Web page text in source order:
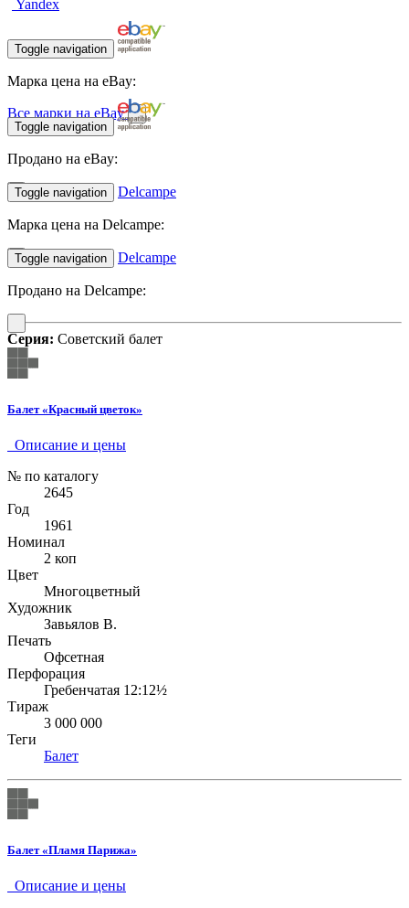
Yandex
Toggle navigation
Марка цена на eBay:
Все марки на eBay
Toggle navigation
Продано на eBay:
Toggle navigation Delcampe
Марка цена на Delcampe:
Toggle navigation Delcampe
Продано на Delcampe:
Серия: Советский балет
Балет «Красный цветок»
Описание и цены
№ по каталогу
2645
Год
1961
Номинал
2 коп
Цвет
Многоцветный
Художник
Завьялов В.
Печать
Офсетная
Перфорация
Гребенчатая 12:12½
Тираж
3 000 000
Теги
Балет
Балет «Пламя Парижа»
Описание и цены